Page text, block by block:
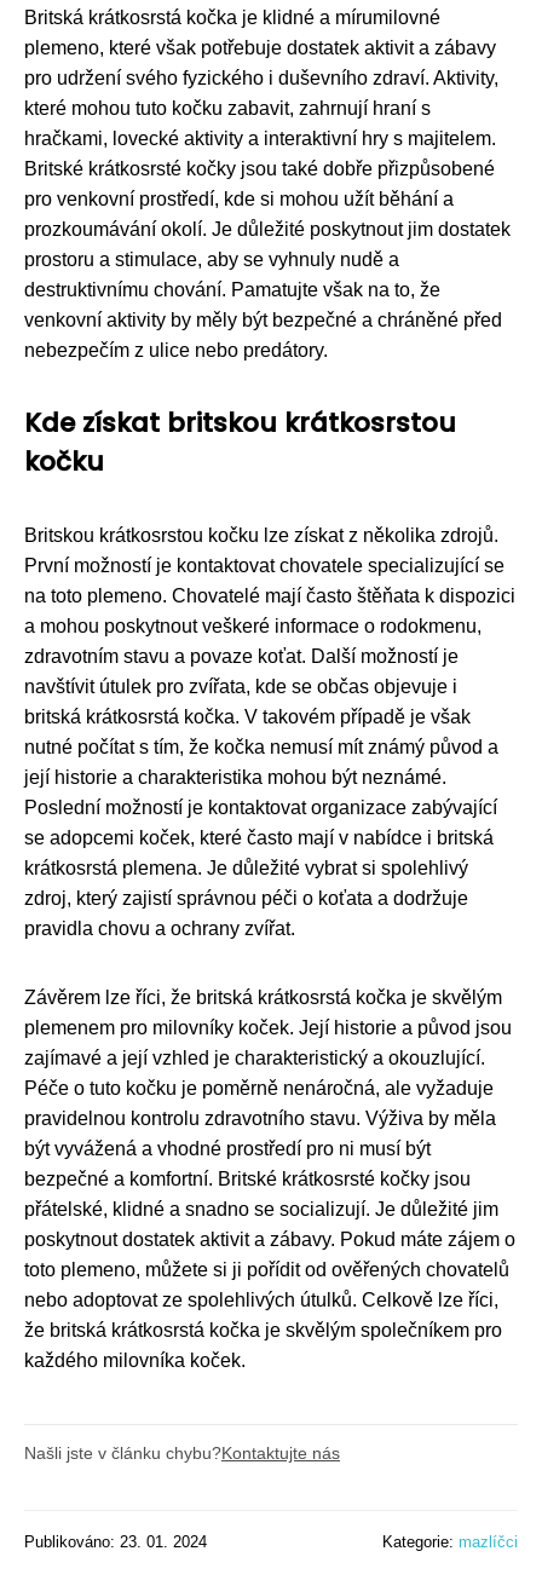
Britská krátkosrstá kočka je klidné a mírumilovné
plemeno, které však potřebuje dostatek aktivit a zábavy
pro udržení svého fyzického i duševního zdraví. Aktivity,
které mohou tuto kočku zabavit, zahrnují hraní s
hračkami, lovecké aktivity a interaktivní hry s majitelem.
Britské krátkosrsté kočky jsou také dobře přizpůsobené
pro venkovní prostředí, kde si mohou užít běhání a
prozkoumávání okolí. Je důležité poskytnout jim dostatek
prostoru a stimulace, aby se vyhnuly nudě a
destruktivnímu chování. Pamatujte však na to, že
venkovní aktivity by měly být bezpečné a chráněné před
nebezpečím z ulice nebo predátory.
Kde získat britskou krátkosrstou
kočku
Britskou krátkosrstou kočku lze získat z několika zdrojů.
První možností je kontaktovat chovatele specializující se
na toto plemeno. Chovatelé mají často štěňata k dispozici
a mohou poskytnout veškeré informace o rodokmenu,
zdravotním stavu a povaze koťat. Další možností je
navštívit útulek pro zvířata, kde se občas objevuje i
britská krátkosrstá kočka. V takovém případě je však
nutné počítat s tím, že kočka nemusí mít známý původ a
její historie a charakteristika mohou být neznámé.
Poslední možností je kontaktovat organizace zabývající
se adopcemi koček, které často mají v nabídce i britská
krátkosrstá plemena. Je důležité vybrat si spolehlivý
zdroj, který zajistí správnou péči o koťata a dodržuje
pravidla chovu a ochrany zvířat.
Závěrem lze říci, že britská krátkosrstá kočka je skvělým
plemenem pro milovníky koček. Její historie a původ jsou
zajímavé a její vzhled je charakteristický a okouzlující.
Péče o tuto kočku je poměrně nenáročná, ale vyžaduje
pravidelnou kontrolu zdravotního stavu. Výživa by měla
být vyvážená a vhodné prostředí pro ni musí být
bezpečné a komfortní. Britské krátkosrsté kočky jsou
přátelské, klidné a snadno se socializují. Je důležité jim
poskytnout dostatek aktivit a zábavy. Pokud máte zájem o
toto plemeno, můžete si ji pořídit od ověřených chovatelů
nebo adoptovat ze spolehlivých útulků. Celkově lze říci,
že britská krátkosrstá kočka je skvělým společníkem pro
každého milovníka koček.
Našli jste v článku chybu?Kontaktujte nás
Publikováno: 23. 01. 2024 Kategorie: mazlíčci